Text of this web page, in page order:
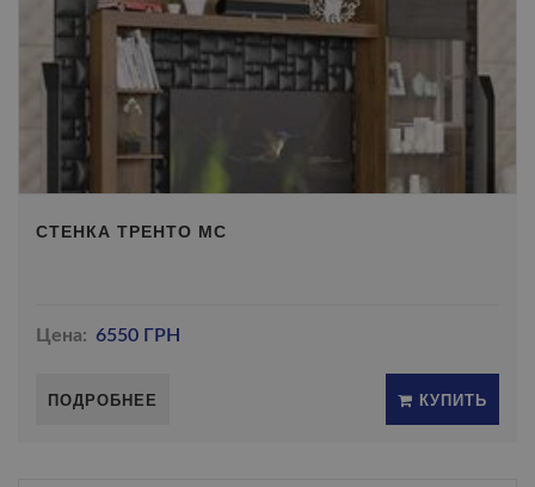
СТЕНКА ТРЕНТО МС
Цена: 6550 ГРН
ПОДРОБНЕЕ КУПИТЬ